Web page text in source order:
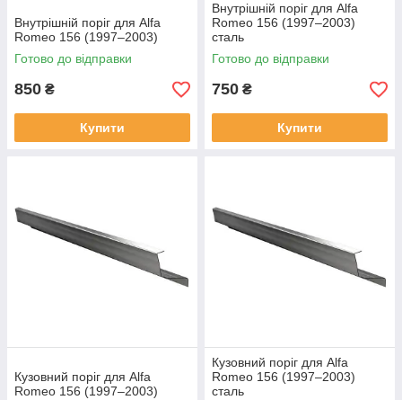
Внутрішній поріг для Alfa
Romeo 156 (1997–2003)
Готово до відправки
850 ₴
Купити
Внутрішній поріг для Alfa
Romeo 156 (1997–2003)
сталь
Готово до відправки
750 ₴
Купити
Кузовний поріг для Alfa
Romeo 156 (1997–2003)
Кузовний поріг для Alfa
Romeo 156 (1997–2003)
сталь